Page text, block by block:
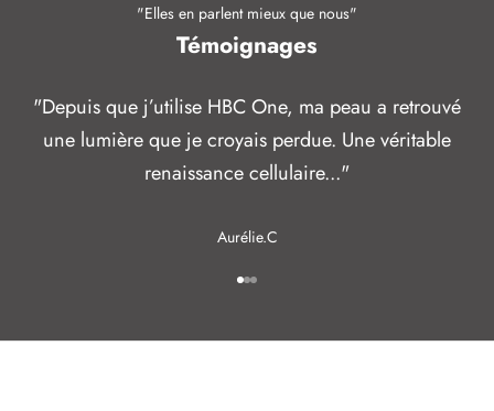
"Elles en parlent mieux que nous"
Témoignages
"Depuis que j’utilise HBC One, ma peau a retrouvé
une lumière que je croyais perdue. Une véritable
renaissance cellulaire..."
Aurélie.C
Aller à l'élément 1
Aller à l'élément 2
Aller à l'élément 3